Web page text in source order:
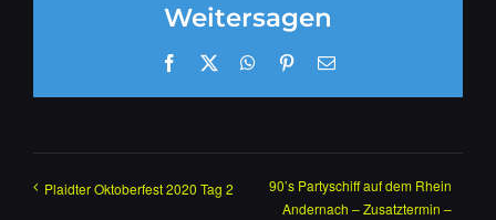
Weitersagen
Facebook WhatsApp
Pinterest
E-
Plaidter Oktoberfest 2020 Tag 2
90’s Partyschiff auf dem Rhein
Andernach – Zusatztermin –